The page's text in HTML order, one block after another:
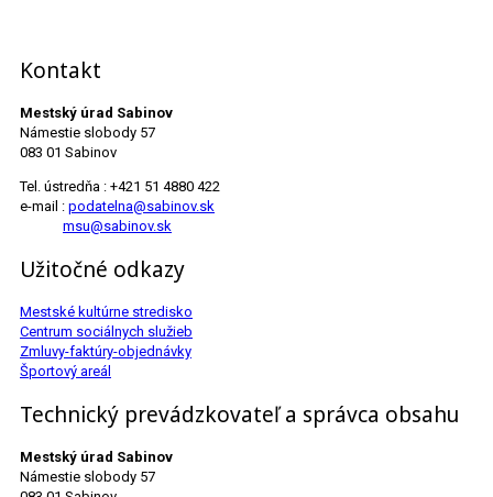
Kontakt
Mestský úrad Sabinov
Námestie slobody 57
083 01 Sabinov
Tel. ústredňa : +421 51 4880 422
e-mail : podatelna@sabinov.sk
msu@sabinov.sk
Užitočné odkazy
Mestské kultúrne stredisko
Centrum sociálnych služieb
Zmluvy-faktúry-objednávky
Športový areál
Technický prevádzkovateľ a správca obsahu
Mestský úrad Sabinov
Námestie slobody 57